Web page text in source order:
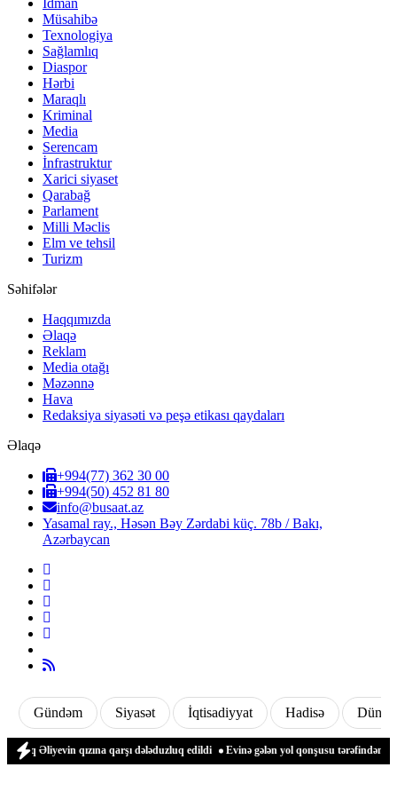
İdman
Müsahibə
Texnologiya
Sağlamlıq
Diaspor
Hərbi
Maraqlı
Kriminal
Media
Serencam
İnfrastruktur
Xarici siyaset
Qarabağ
Parlament
Milli Məclis
Elm ve tehsil
Turizm
Səhifələr
Haqqımızda
Əlaqə
Reklam
Media otağı
Məzənnə
Hava
Redaksiya siyasəti və peşə etikası qaydaları
Əlaqə
+994(77) 362 30 00
+994(50) 452 81 80
info@busaat.az
Yasamal ray., Həsən Bəy Zərdabi küç. 78b / Bakı,
Azərbaycan
Gündəm Siyasət İqtisadiyyat Hadisə Dünya
qızına qarşı dələduzluq edildi Evinə gələn yol qonşusu tərəfindən zəbt